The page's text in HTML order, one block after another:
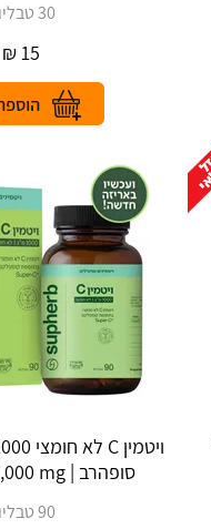
30 טבליות
15
₪
סופהרב | Vitamin C 1,000 mg
90 טבליות